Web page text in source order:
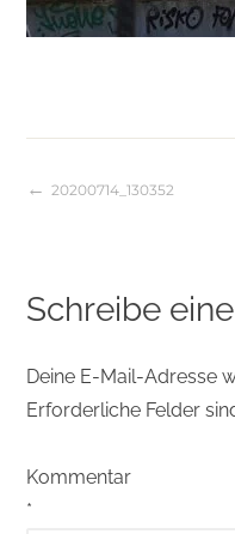
20200714_130352
Schreibe
Deine E-Mail-Adresse
Erforderliche Felder
Kommentar
*